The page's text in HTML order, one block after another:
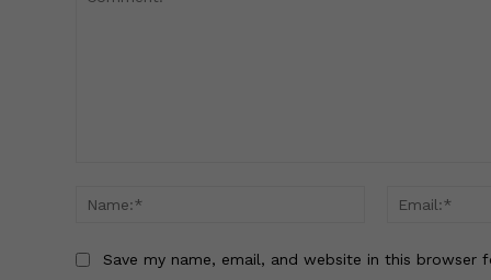
Name:*
Save my name, email, and website in this browser